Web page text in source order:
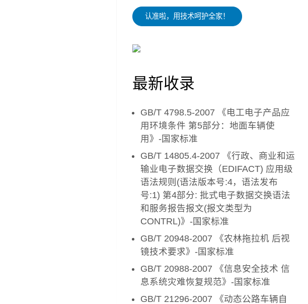
认准啦，用技术呵护全家！
最新收录
GB/T 4798.5-2007 《电工电子产品应
用环境条件 第5部分：地面车辆使
用》-国家标准
GB/T 14805.4-2007 《行政、商业和运
输业电子数据交换（EDIFACT) 应用级
语法规则(语法版本号:4，语法发布
号:1) 第4部分: 批式电子数据交换语法
和服务报告报文(报文类型为
CONTRL)》-国家标准
GB/T 20948-2007 《农林拖拉机 后视
镜技术要求》-国家标准
GB/T 20988-2007 《信息安全技术 信
息系统灾难恢复规范》-国家标准
GB/T 21296-2007 《动态公路车辆自